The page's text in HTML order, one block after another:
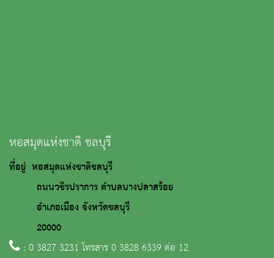
หอสมุดแห่งชาติ ชลบุรี
ที่อยู่ หอสมุดแห่งชาติชลบุรี
ถนนวชิรปราการ ตำบลบางปลาสร้อย
อำเภอเมือง จังหวัดชลบุรี
20000
: 0 3827 3231 โทรสาร 0 3828 6339 ต่อ 12